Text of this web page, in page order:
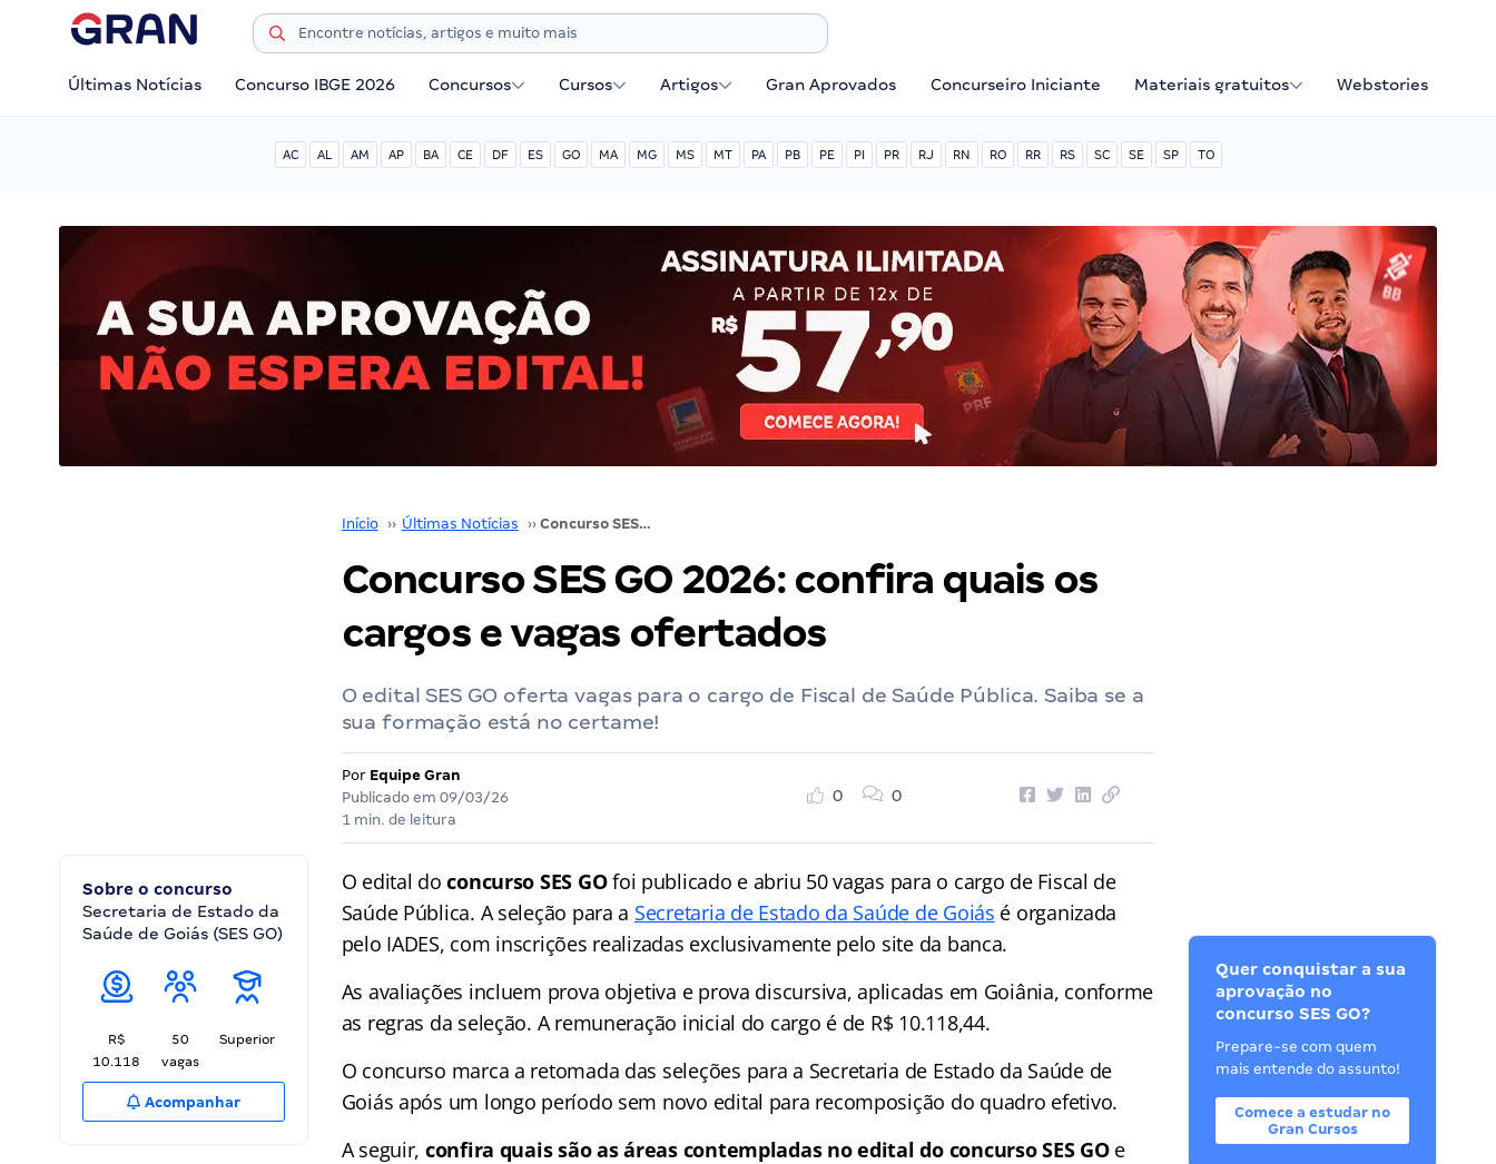
Últimas Notícias Concurso IBGE 2026 Concursos Cursos Artigos Gran Aprovados Concurseiro Iniciante Materiais gratuitos Webstories
AC AL AM AP BA CE DF ES GO MA MG MS MT PA PB PE PI PR RJ RN RO RR RS SC SE SP TO
Início ›› Últimas Notícias ›› Concurso SES GO 2026: confira quais os cargos e vagas ofertados
Concurso SES GO 2026: confira quais os
cargos e vagas ofertados
O edital SES GO oferta vagas para o cargo de Fiscal de Saúde Pública. Saiba se a
sua formação está no certame!
Por Equipe Gran
Publicado em 09/03/26
1 min. de leitura
0 0
Sobre o concurso
Secretaria de Estado da
Saúde de Goiás (SES GO)
R$
10.118
50
vagas
Superior
Acompanhar
O edital doconcurso SES GOfoi publicado e abriu 50 vagas para o cargo de Fiscal de
Saúde Pública. A seleção para a Secretaria de Estado da Saúde de Goiás é organizada
pelo IADES, com inscrições realizadas exclusivamente pelo site da banca.
As avaliações incluem prova objetiva e prova discursiva, aplicadas em Goiânia, conforme
as regras da seleção. A remuneração inicial do cargo é de R$ 10.118,44.
O concurso marca a retomada das seleções para a Secretaria de Estado da Saúde de
Goiás após um longo período sem novo edital para recomposição do quadro efetivo.
A seguir, confira quais são as áreas contempladas no edital do concurso SES GOe
Quer conquistar a sua
aprovação no
concurso SES GO?
Prepare-se com quem
mais entende do assunto!
Comece a estudar no
Gran Cursos